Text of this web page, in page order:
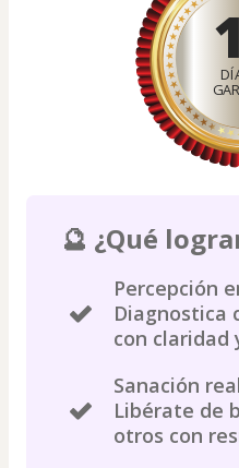
🔮 ¿Qué
Percepción
Diagnostica
con claridad
Sanación
Libérate de
otros con